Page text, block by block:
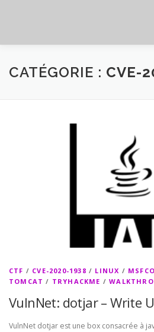
HOME CYBER CHEAT
CATÉGORIE : CVE-
CTF / CVE-2020-1938 / LINUX /
TOMCAT / TRYHACKME /
VulnNet: dotjar – Write
VulnNet dotjar est une box consacrée à